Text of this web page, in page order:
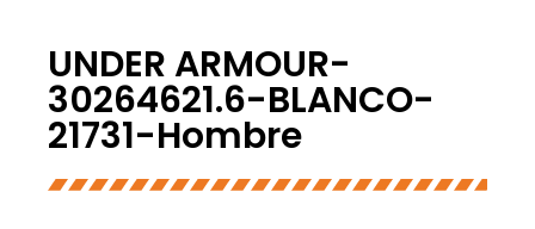
UNDER ARMOUR-
30264621.6-BLANCO-
21731-Hombre